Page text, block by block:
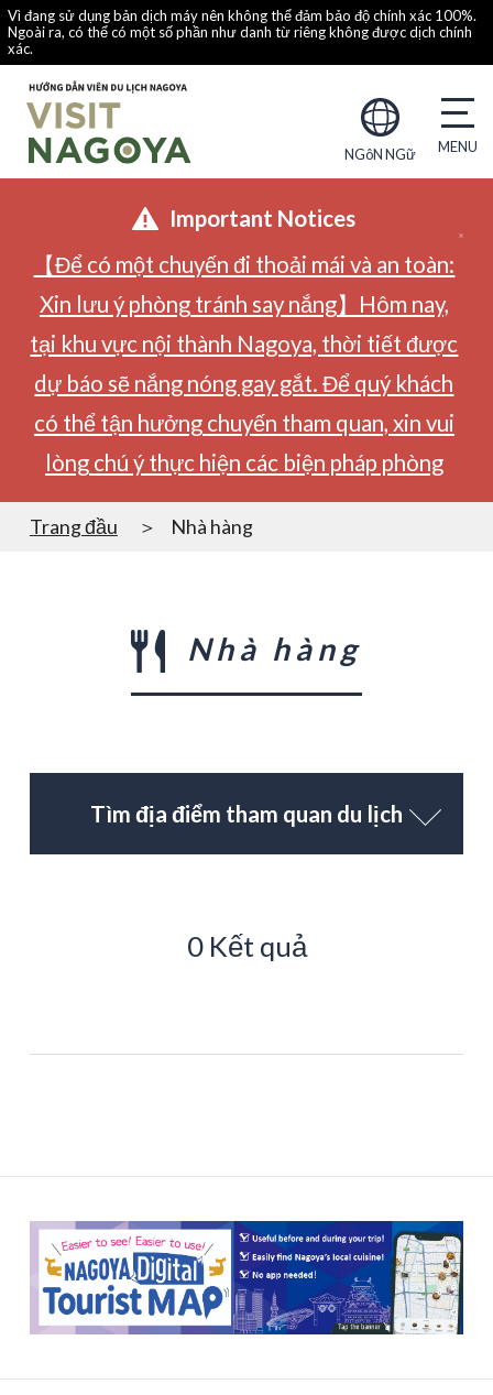
Vì đang sử dụng bản dịch máy nên không thể đảm bảo độ chính xác 100%.
Ngoài ra, có thể có một số phần như danh từ riêng không được dịch chính
xác.
NGôN NGữ
Important Notices
【Để có một chuyến đi thoải mái và an toàn:
Xin lưu ý phòng tránh say nắng】Hôm nay,
tại khu vực nội thành Nagoya, thời tiết được
dự báo sẽ nắng nóng gay gắt. Để quý khách
có thể tận hưởng chuyến tham quan, xin vui
lòng chú ý thực hiện các biện pháp phòng
Trang đầu Nhà hàng
Nhà hàng
Tìm địa điểm tham quan du lịch
0 Kết quả